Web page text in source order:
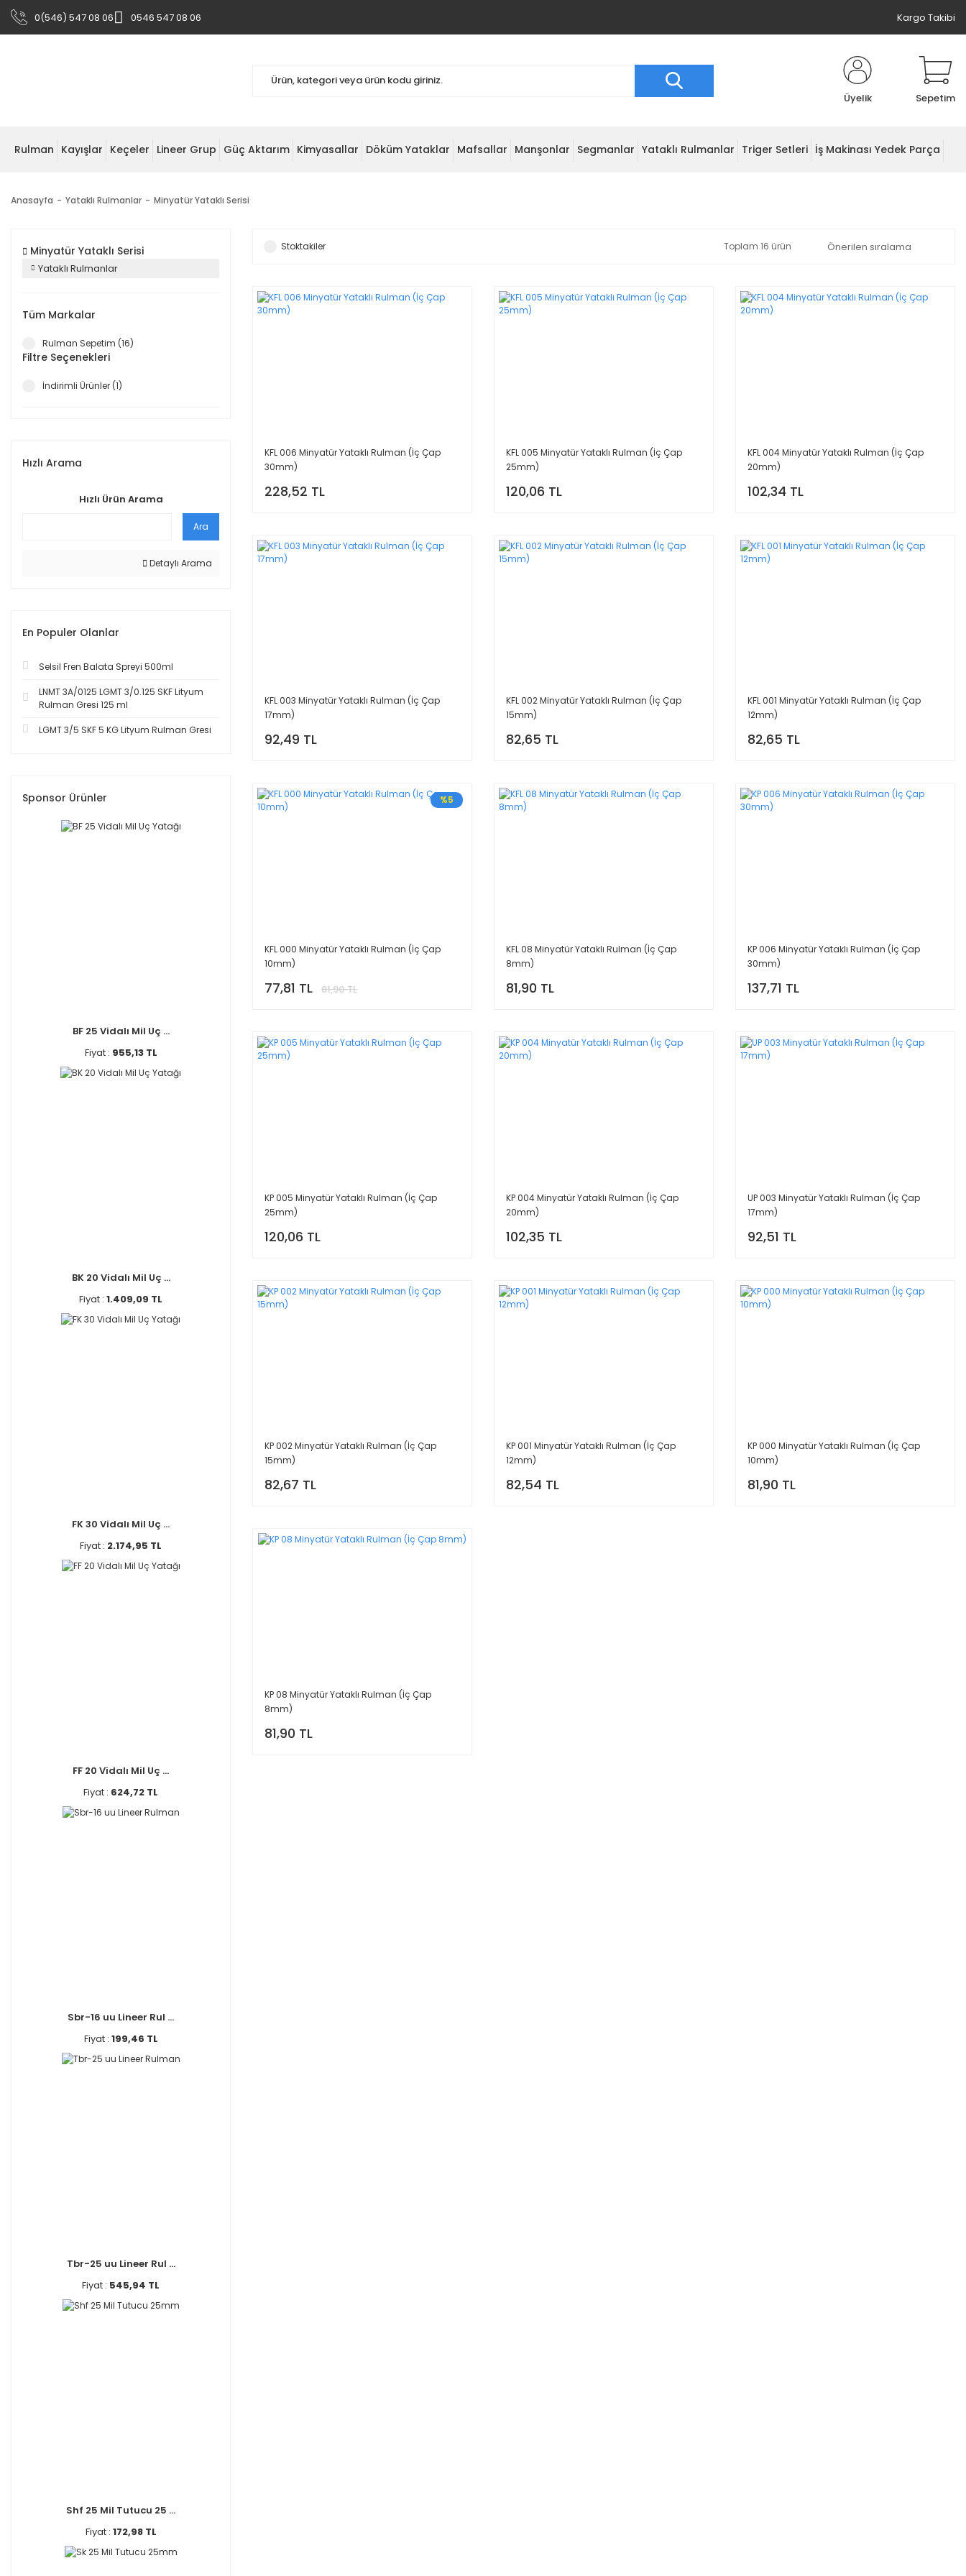
0(546) 547 08 06 0546 547 08 06 Kargo Takibi
Üyelik Sepetim
Rulman Kayışlar Keçeler Lineer Grup Güç Aktarım Kimyasallar Döküm Yataklar Mafsallar Manşonlar Segmanlar Yataklı Rulmanlar Triger Setleri İş Makinası Yedek Parça
Anasayfa Yataklı Rulmanlar Minyatür Yataklı Serisi
Minyatür Yataklı Serisi
Yataklı Rulmanlar
Tüm Markalar
Rulman Sepetim (16)
Filtre Seçenekleri
İndirimli Ürünler (1)
Hızlı Arama
Hızlı Ürün Arama
Ara
Detaylı Arama
En Populer Olanlar
Selsil Fren Balata Spreyi 500ml
LNMT 3A/0125 LGMT 3/0.125 SKF Lityum
Rulman Gresi 125 ml
LGMT 3/5 SKF 5 KG Lityum Rulman Gresi
Sponsor Ürünler
BF 25 Vidalı Mil Uç ...
Fiyat : 955,13 TL
BK 20 Vidalı Mil Uç ...
Fiyat : 1.409,09 TL
FK 30 Vidalı Mil Uç ...
Fiyat : 2.174,95 TL
FF 20 Vidalı Mil Uç ...
Fiyat : 624,72 TL
Sbr-16 uu Lineer Rul ...
Fiyat : 199,46 TL
Tbr-25 uu Lineer Rul ...
Fiyat : 545,94 TL
Shf 25 Mil Tutucu 25 ...
Fiyat : 172,98 TL
Stoktakiler Toplam 16 ürün
KFL 006 Minyatür Yataklı Rulman (İç Çap
30mm)
228,52 TL
KFL 005 Minyatür Yataklı Rulman (İç Çap
25mm)
120,06 TL
KFL 004 Minyatür Yataklı Rulman (İç Çap
20mm)
102,34 TL
KFL 003 Minyatür Yataklı Rulman (İç Çap
17mm)
92,49 TL
KFL 002 Minyatür Yataklı Rulman (İç Çap
15mm)
82,65 TL
KFL 001 Minyatür Yataklı Rulman (İç Çap
12mm)
82,65 TL
%5
KFL 000 Minyatür Yataklı Rulman (İç Çap
10mm)
77,81 TL 81,90 TL
KFL 08 Minyatür Yataklı Rulman (İç Çap
8mm)
81,90 TL
KP 006 Minyatür Yataklı Rulman (İç Çap
30mm)
137,71 TL
KP 005 Minyatür Yataklı Rulman (İç Çap
25mm)
120,06 TL
KP 004 Minyatür Yataklı Rulman (İç Çap
20mm)
102,35 TL
UP 003 Minyatür Yataklı Rulman (İç Çap
17mm)
92,51 TL
KP 002 Minyatür Yataklı Rulman (İç Çap
15mm)
82,67 TL
KP 001 Minyatür Yataklı Rulman (İç Çap
12mm)
82,54 TL
KP 000 Minyatür Yataklı Rulman (İç Çap
10mm)
81,90 TL
KP 08 Minyatür Yataklı Rulman (İç Çap
8mm)
81,90 TL